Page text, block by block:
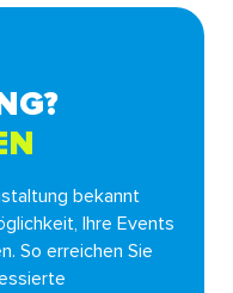
bekannt
Ihre Events
So erreichen Sie